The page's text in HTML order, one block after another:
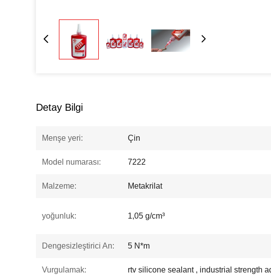
Detay Bilgi
Menşe yeri: Çin
Model numarası: 7222
Malzeme: Metakrilat
yoğunluk: 1,05 g/cm³
Dengesizleştirici An: 5 N*m
Vurgulamak: rtv silicone sealant , industrial strength